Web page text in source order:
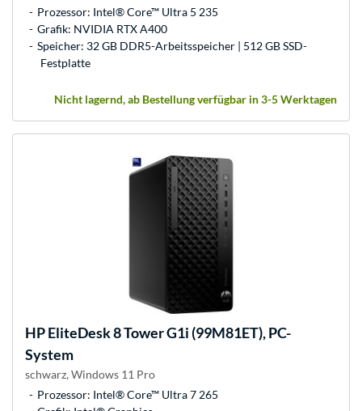
Prozessor: Intel® Core™ Ultra 5 235
Grafik: NVIDIA RTX A400
Speicher: 32 GB DDR5-Arbeitsspeicher | 512 GB SSD-
Festplatte
Nicht lagernd, ab Bestellung verfügbar in 3-5 Werktagen
HPEliteDesk 8 Tower G1i (99M81ET), PC-
System
schwarz, Windows 11 Pro
Prozessor: Intel® Core™ Ultra 7 265